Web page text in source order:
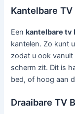
Kantelbare
Eenkantelbare tv
kantelen. Zo kunt
zodat u ook
scherm zit. Dit is
bed, of hoog aan
Draaibare TV